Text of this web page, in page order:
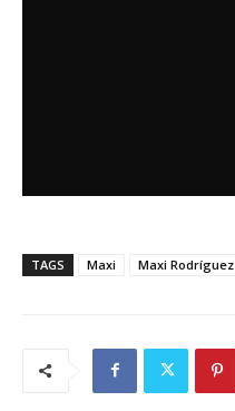
TAGS Maxi Maxi Rodríguez